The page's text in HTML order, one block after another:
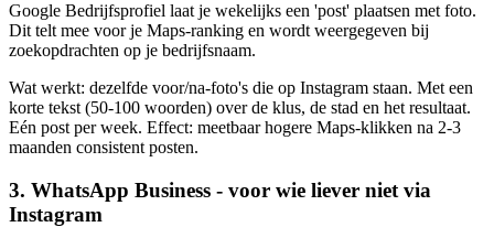
Google Bedrijfsprofiel laat je wekelijks een 'post' plaatsen met foto.
Dit telt mee voor je Maps-ranking en wordt weergegeven bij
zoekopdrachten op je bedrijfsnaam.
Wat werkt: dezelfde voor/na-foto's die op Instagram staan. Met een
korte tekst (50-100 woorden) over de klus, de stad en het resultaat.
Eén post per week. Effect: meetbaar hogere Maps-klikken na 2-3
maanden consistent posten.
3. WhatsApp Business - voor wie liever niet via
Instagram